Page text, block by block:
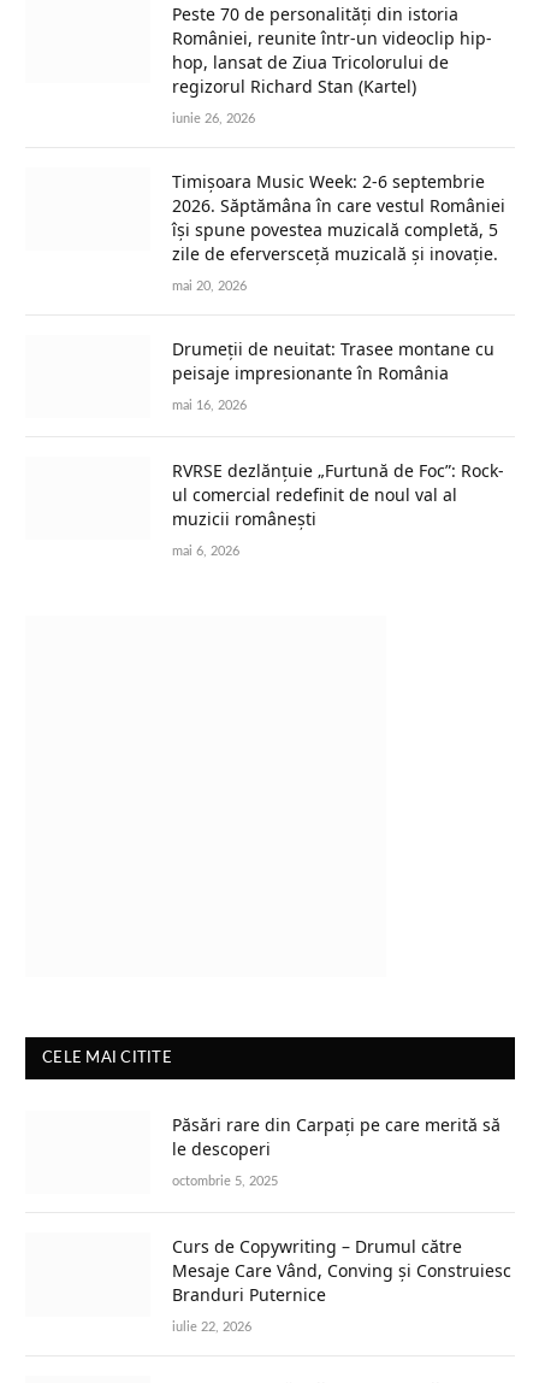
Peste 70 de personalități din istoria
României, reunite într-un videoclip hip-
hop, lansat de Ziua Tricolorului de
regizorul Richard Stan (Kartel)
iunie 26, 2026
Timișoara Music Week: 2-6 septembrie
2026. Săptămâna în care vestul României
își spune povestea muzicală completă, 5
zile de eferversceță muzicală și inovație.
mai 20, 2026
Drumeții de neuitat: Trasee montane cu
peisaje impresionante în România
mai 16, 2026
RVRSE dezlănțuie „Furtună de Foc”: Rock-
ul comercial redefinit de noul val al
muzicii românești
mai 6, 2026
CELE MAI CITITE
Păsări rare din Carpați pe care merită să
le descoperi
octombrie 5, 2025
Curs de Copywriting – Drumul către
Mesaje Care Vând, Conving și Construiesc
Branduri Puternice
iulie 22, 2026